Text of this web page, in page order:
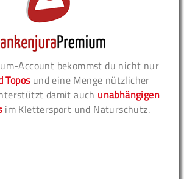
Account bekommst du nicht nur
Toposund eine Menge nützlicher
damit auch unabhängigen
im Klettersport und Naturschutz.